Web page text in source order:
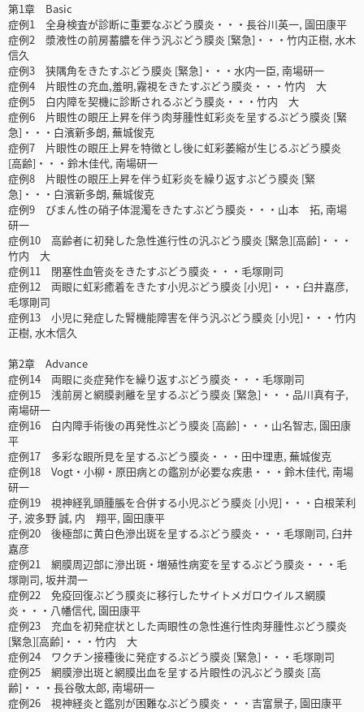
第1章 Basic
症例1 全身検査が診断に重要なぶどう膜炎・・・長谷川英一, 園田康平
症例2 漿液性の前房蓄膿を伴う汎ぶどう膜炎 [緊急]・・・竹内正樹, 水木
信久
症例3 狭隅角をきたすぶどう膜炎 [緊急]・・・水内一臣, 南場研一
症例4 片眼性の充血,羞明,霧視をきたすぶどう膜炎・・・竹内 大
症例5 白内障を契機に診断されるぶどう膜炎・・・竹内 大
症例6 片眼性の眼圧上昇を伴う肉芽腫性虹彩炎を呈するぶどう膜炎 [緊
急]・・・白濱新多朗, 蕪城俊克
症例7 片眼性の眼圧上昇を特徴とし後に虹彩萎縮が生じるぶどう膜炎
[高齢]・・・鈴木佳代, 南場研一
症例8 片眼性の眼圧上昇を伴う虹彩炎を繰り返すぶどう膜炎 [緊
急]・・・白濱新多朗, 蕪城俊克
症例9 びまん性の硝子体混濁をきたすぶどう膜炎・・・山本 拓, 南場
研一
症例10 高齢者に初発した急性進行性の汎ぶどう膜炎 [緊急][高齢]・・・
竹内 大
症例11 閉塞性血管炎をきたすぶどう膜炎・・・毛塚剛司
症例12 両眼に虹彩癒着をきたす小児ぶどう膜炎 [小児]・・・臼井嘉彦,
毛塚剛司
症例13 小児に発症した腎機能障害を伴う汎ぶどう膜炎 [小児]・・・竹内
正樹, 水木信久
第2章 Advance
症例14 両眼に炎症発作を繰り返すぶどう膜炎・・・毛塚剛司
症例15 浅前房と網膜剥離を呈するぶどう膜炎 [緊急]・・・品川真有子,
南場研一
症例16 白内障手術後の再発性ぶどう膜炎 [高齢]・・・山名智志, 園田康
平
症例17 多彩な眼所見を呈するぶどう膜炎・・・田中理恵, 蕪城俊克
症例18 Vogt・小柳・原田病との鑑別が必要な疾患・・・鈴木佳代, 南場
研一
症例19 視神経乳頭腫脹を合併する小児ぶどう膜炎 [小児]・・・白根茉利
子, 波多野 誠, 内 翔平, 園田康平
症例20 後極部に黄白色滲出斑を呈するぶどう膜炎・・・毛塚剛司, 臼井
嘉彦
症例21 網膜周辺部に滲出斑・増殖性病変を呈するぶどう膜炎・・・毛
塚剛司, 坂井潤一
症例22 免疫回復ぶどう膜炎に移行したサイトメガロウイルス網膜
炎・・・八幡信代, 園田康平
症例23 充血を初発症状とした両眼性の急性進行性肉芽腫性ぶどう膜炎
[緊急][高齢]・・・竹内 大
症例24 ワクチン接種後に発症するぶどう膜炎 [緊急]・・・毛塚剛司
症例25 網膜滲出斑と網膜出血を呈する片眼性の汎ぶどう膜炎 [高
齢]・・・長谷敬太郎, 南場研一
症例26 視神経炎と鑑別が困難なぶどう膜炎・・・吉富景子, 園田康平